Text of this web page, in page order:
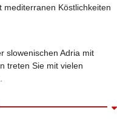
mediterranen Köstlichkeiten
slowenischen Adria mit
treten Sie mit vielen